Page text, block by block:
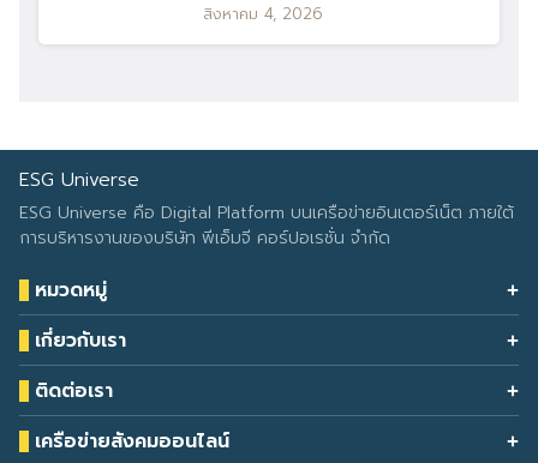
สิงหาคม 4, 2026
ESG Universe
ESG Universe คือ Digital Platform บนเครือข่ายอินเตอร์เน็ต ภายใต้
การบริหารงานของบริษัท พีเอ็มจี คอร์ปอเรชั่น จำกัด
หมวดหมู่
Health & Wellness
Eco Icon
ESG Data
Climate Change
ESG Report
เกี่ยวกับเรา
Our Services
About Us
Contact Us
ติดต่อเรา
โทรศัพท์: 090-549-2524
เครือข่ายสังคมออนไลน์